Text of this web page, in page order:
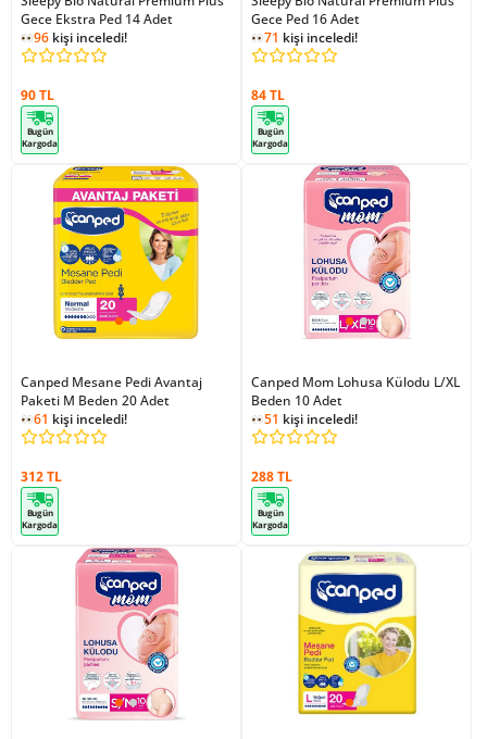
Gece Ekstra Ped 14 Adet
96 kişi inceledi!
90 TL
Bugün
Kargoda
Gece Ped 16 Adet
71 kişi inceledi!
84 TL
Bugün
Kargoda
Canped Mesane Pedi Avantaj
Paketi M Beden 20 Adet
61 kişi inceledi!
312 TL
Bugün
Kargoda
Canped Mom Lohusa Külodu L/XL
Beden 10 Adet
51 kişi inceledi!
288 TL
Bugün
Kargoda